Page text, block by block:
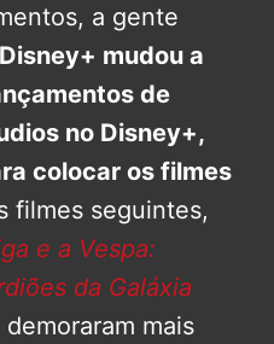
a gente
mudou a
de
no Disney+,
colocar os filmes
filmes seguintes,
e a Vespa:
da Galáxia
mais